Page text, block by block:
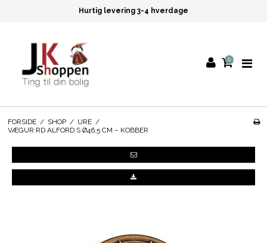
Hurtig levering 3-4 hverdage
0
FORSIDE / SHOP / URE /
VÆGUR RD ALFORD S Ø46,5 CM – KOBBER